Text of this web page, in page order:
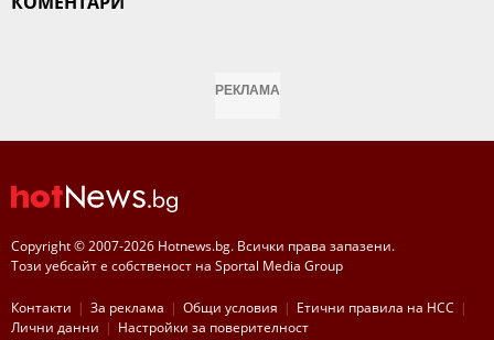
РЕКЛАМА
Copyright © 2007-2026 Hotnews.bg. Всички права запазени.
Този уебсайт е собственост на Sportal Media Group
Контакти За рекламa Общи условия
Етични правила на НСС
Лични данни
Настройки за поверителност